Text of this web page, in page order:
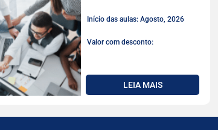
Início das aulas: Agosto, 2026
Valor com desconto:
LEIA MAIS